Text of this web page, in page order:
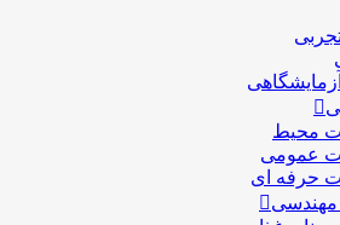
محیط
عمومی
حرفه ای
مهندسی